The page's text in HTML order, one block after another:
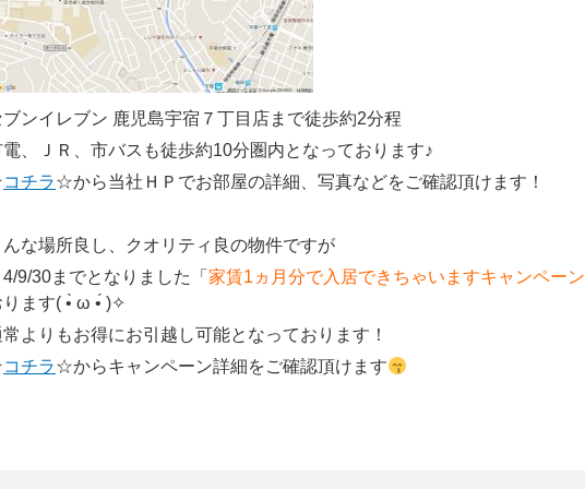
ブンイレブン 鹿児島宇宿７丁目店まで徒歩約2分程
電、ＪＲ、市バスも徒歩約10分圏内となっております♪
コチラ☆から当社ＨＰでお部屋の詳細、写真などをご確認頂けます！
んな場所良し、クオリティ良の物件ですが
9/30までとなりました「 家賃1ヵ月分で入居できちゃいますキャンペーン
ります( •̀ ω •́ )✧
よりもお得にお引越し可能となっております！
コチラ☆からキャンペーン詳細をご確認頂けます